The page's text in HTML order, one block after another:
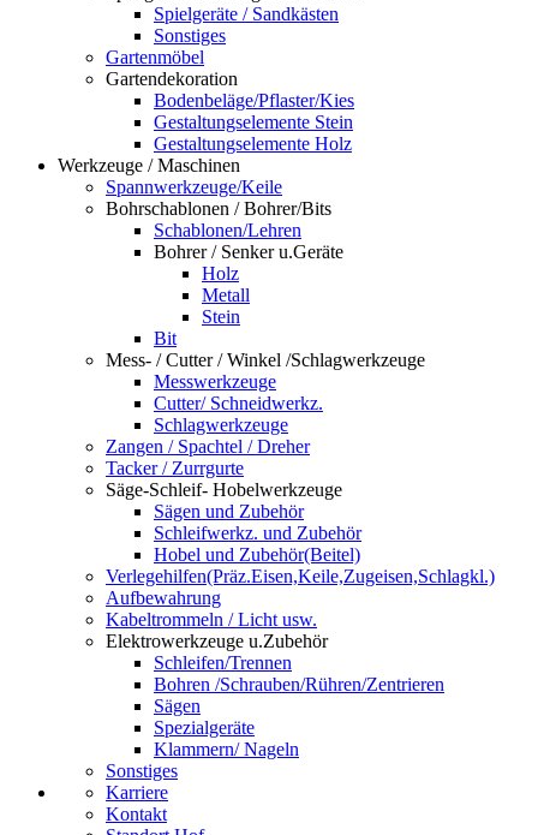
Spielgeräte / Sandkästen
Sonstiges
Gartenmöbel
Gartendekoration
Bodenbeläge/Pflaster/Kies
Gestaltungselemente Stein
Gestaltungselemente Holz
Werkzeuge / Maschinen
Spannwerkzeuge/Keile
Bohrschablonen / Bohrer/Bits
Schablonen/Lehren
Bohrer / Senker u.Geräte
Holz
Metall
Stein
Bit
Mess- / Cutter / Winkel /Schlagwerkzeuge
Messwerkzeuge
Cutter/ Schneidwerkz.
Schlagwerkzeuge
Zangen / Spachtel / Dreher
Tacker / Zurrgurte
Säge-Schleif- Hobelwerkzeuge
Sägen und Zubehör
Schleifwerkz. und Zubehör
Hobel und Zubehör(Beitel)
Verlegehilfen(Präz.Eisen,Keile,Zugeisen,Schlagkl.)
Aufbewahrung
Kabeltrommeln / Licht usw.
Elektrowerkzeuge u.Zubehör
Schleifen/Trennen
Bohren /Schrauben/Rühren/Zentrieren
Sägen
Spezialgeräte
Klammern/ Nageln
Sonstiges
Karriere
Kontakt